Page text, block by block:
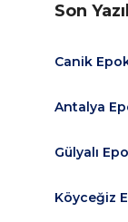
Son
Canik
Antalya
Gülyalı
Köyceğiz